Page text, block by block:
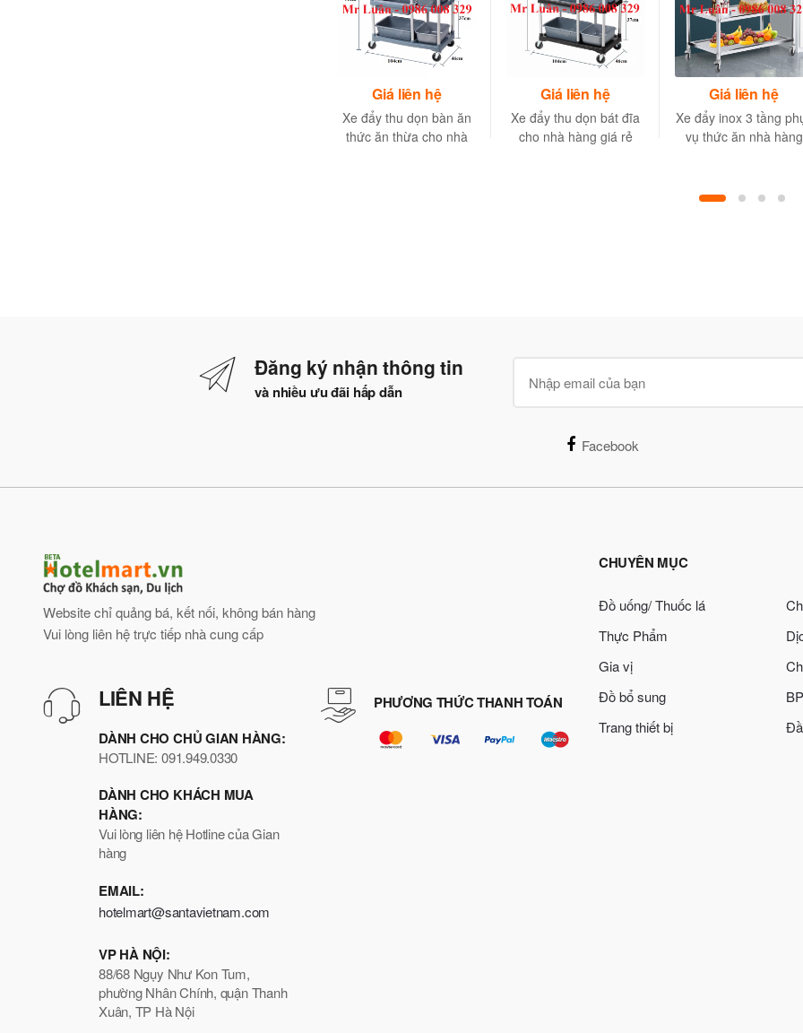
Giá liên hệ
Xe đẩy thu dọn bàn ăn
thức ăn thừa cho nhà
Giá liên hệ
Xe đẩy thu dọn bát đĩa
cho nhà hàng giá rẻ
Giá liên hệ
Xe đẩy inox 3 tầng
vụ thức ăn nhà hàng
Đăng ký nhận thông tin
và nhiều ưu đãi hấp dẫn
Facebook
Website chỉ quảng bá, kết nối, không bán hàng
Vui lòng liên hệ trực tiếp nhà cung cấp
LIÊN HỆ
DÀNH CHO CHỦ GIAN HÀNG:
HOTLINE: 091.949.0330
DÀNH CHO KHÁCH MUA
HÀNG:
Vui lòng liên hệ Hotline của Gian
hàng
EMAIL:
hotelmart@santavietnam.com
VP HÀ NỘI:
88/68 Ngụy Như Kon Tum,
phường Nhân Chính, quận Thanh
Xuân, TP Hà Nội
PHƯƠNG THỨC THANH TOÁN
CHUYÊN MỤC
Đồ uống/ Thuốc lá
Thực Phẩm
Gia vị
Đồ bổ sung
Trang thiết bị